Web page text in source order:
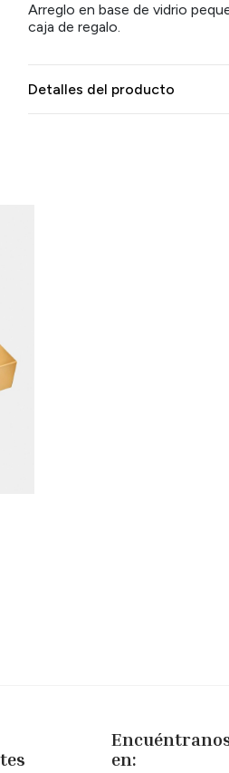
Arreglo en base de vidrio
caja de regalo.
Detalles del producto
en: